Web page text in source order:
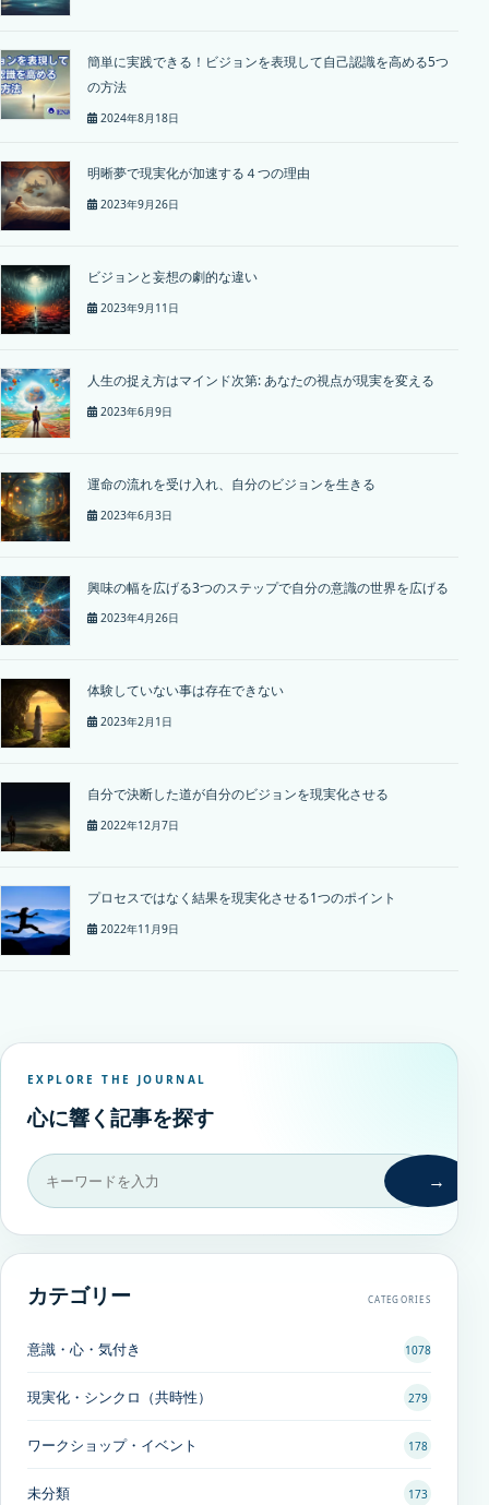
簡単に実践できる！ビジョンを表現して自己認識を高める5つ
の方法
2024年8月18日
明晰夢で現実化が加速する４つの理由
2023年9月26日
ビジョンと妄想の劇的な違い
2023年9月11日
人生の捉え方はマインド次第: あなたの視点が現実を変える
2023年6月9日
運命の流れを受け入れ、自分のビジョンを生きる
2023年6月3日
興味の幅を広げる3つのステップで自分の意識の世界を広げる
2023年4月26日
体験していない事は存在できない
2023年2月1日
自分で決断した道が自分のビジョンを現実化させる
2022年12月7日
プロセスではなく結果を現実化させる1つのポイント
2022年11月9日
EXPLORE THE JOURNAL
心に響く記事を探す
→
カテゴリー CATEGORIES
意識・心・気付き 1078
現実化・シンクロ（共時性） 279
ワークショップ・イベント 178
未分類 173